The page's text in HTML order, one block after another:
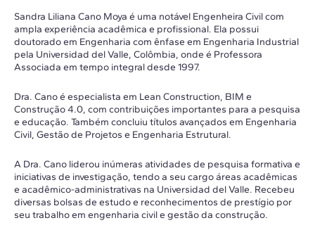
Sandra Liliana Cano Moya é uma notável Engenheira Civil com
ampla experiência acadêmica e profissional. Ela possui
doutorado em Engenharia com ênfase em Engenharia Industrial
pela Universidad del Valle, Colômbia, onde é Professora
Associada em tempo integral desde 1997.
Dra. Cano é especialista em Lean Construction, BIM e
Construção 4.0, com contribuições importantes para a pesquisa
e educação. Também concluiu títulos avançados em Engenharia
Civil, Gestão de Projetos e Engenharia Estrutural.
A Dra. Cano liderou inúmeras atividades de pesquisa formativa e
iniciativas de investigação, tendo a seu cargo áreas acadêmicas
e acadêmico-administrativas na Universidad del Valle. Recebeu
diversas bolsas de estudo e reconhecimentos de prestígio por
seu trabalho em engenharia civil e gestão da construção.